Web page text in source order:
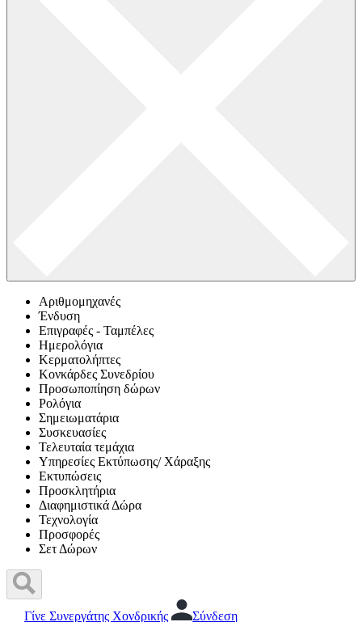
Αριθμομηχανές
Ένδυση
Επιγραφές - Ταμπέλες
Ημερολόγια
Κερματολήπτες
Κονκάρδες Συνεδρίου
Προσωποπίηση δώρων
Ρολόγια
Σημειωματάρια
Συσκευασίες
Τελευταία τεμάχια
Υπηρεσίες Εκτύπωσης/ Χάραξης
Εκτυπώσεις
Προσκλητήρια
Διαφημιστικά Δώρα
Τεχνολογία
Προσφορές
Σετ Δώρων
Γίνε Συνεργάτης Χονδρικής Σύνδεση